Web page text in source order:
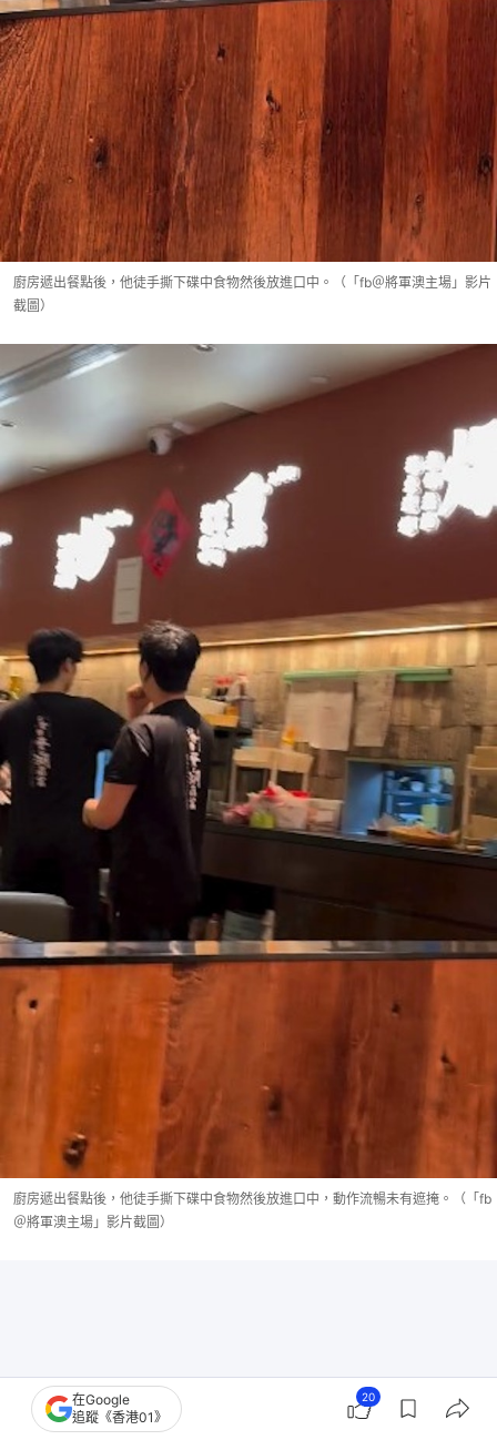
廚房遞出餐點後，他徒手撕下碟中食物然後放進口中。（「fb＠將軍澳主場」影片
截圖）
廚房遞出餐點後，他徒手撕下碟中食物然後放進口中，動作流暢未有遮掩。（「fb
＠將軍澳主場」影片截圖）
在Google
追蹤《香港01》
20